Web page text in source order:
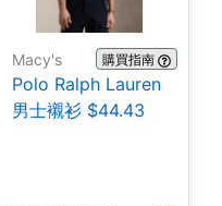
Macy's 購買指南
Polo Ralph Lauren
男士襯衫 $44.43